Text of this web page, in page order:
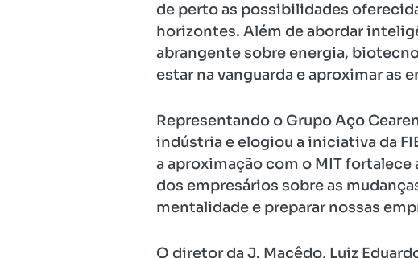
de perto as possibilidades
horizontes. Além de abordar
abrangente sobre energia,
estar na vanguarda e aproximar as
Representando o Grupo Aço
indústria e elogiou a iniciativa da
a aproximação com o MIT fortalece
dos empresários sobre as
mentalidade e preparar nossas
O diretor da J. Macêdo, Luiz